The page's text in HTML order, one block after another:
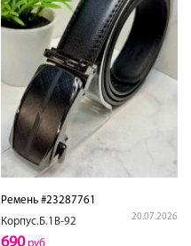
Ремень #23287761
Корпус.Б.1В-92
20.07.2026
руб